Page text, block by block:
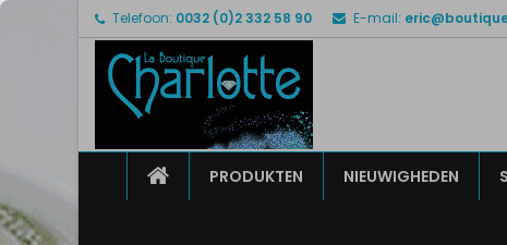
Telefoon: 0032 (0)2 332 58 90 E-mail:
HOMEPRODUKTEN NIEUWIGHEDEN
U